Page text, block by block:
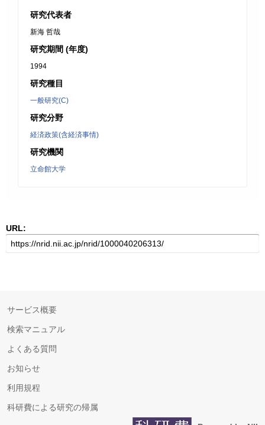
研究代表者
新海 哲哉
研究期間 (年度)
1994
研究種目
一般研究(C)
研究分野
経済政策(含経済事情)
研究機関
立命館大学
URL:
サービス概要
検索マニュアル
よくある質問
お知らせ
利用規程
科研費による研究の帰属